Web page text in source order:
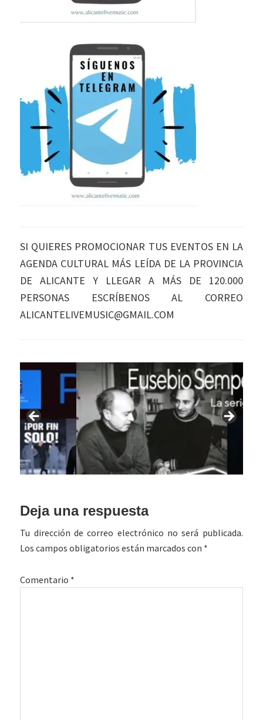
SI QUIERES PROMOCIONAR TUS EVENTOS EN LA
AGENDA CULTURAL MÁS LEÍDA DE LA PROVINCIA
DE ALICANTE Y LLEGAR A MÁS DE 120.000
PERSONAS ESCRÍBENOS AL CORREO
ALICANTELIVEMUSIC@GMAIL.COM
Interacciones
con
los
Deja una respuesta
Tu dirección de correo electrónico no será publicada.
Los campos obligatorios están marcados con *
Comentario *